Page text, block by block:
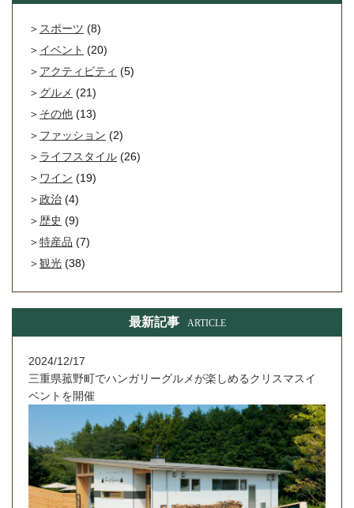
スポーツ (8)
イベント (20)
アクティビティ (5)
グルメ (21)
その他 (13)
ファッション (2)
ライフスタイル (26)
ワイン (19)
政治 (4)
歴史 (9)
特産品 (7)
観光 (38)
最新記事 ARTICLE
2024/12/17
三重県菰野町でハンガリーグルメが楽しめるクリスマスイ
ベントを開催